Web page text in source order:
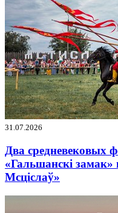
31.07.2026
Два средневековых
«Гальшанскі замак»
Мсціслаў»